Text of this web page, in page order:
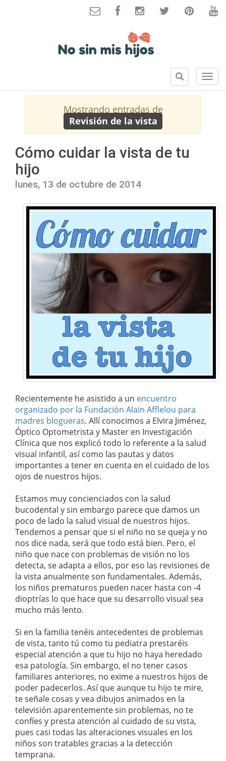
S
e
B
u
s
r
Mostrando entradas de
Revisión de la vista
Cómo cuidar la vista de tu
hijo
lunes, 13 de octubre de 2014
Recientemente he asistido a un encuentro
organizado por la Fundación Alain Afflelou para
madres blogueras. Allí conocimos a Elvira Jiménez,
Óptico Optometrista y Master en Investigación
Clínica que nos explicó todo lo referente a la salud
visual infantil, así como las pautas y datos
importantes a tener en cuenta en el cuidado de los
ojos de nuestros hijos.
Estamos muy concienciados con la salud
bucodental y sin embargo parece que damos un
poco de lado la salud visual de nuestros hijos.
Tendemos a pensar que si el niño no se queja y no
nos dice nada, será que todo está bien. Pero, el
niño que nace con problemas de visión no los
detecta, se adapta a ellos, por eso las revisiones de
la vista anualmente son fundamentales. Además,
los niños prematuros pueden nacer hasta con -4
dioptrías lo que hace que su desarrollo visual sea
mucho más lento.
Si en la familia tenéis antecedentes de problemas
de vista, tanto tú como tu pediatra prestaréis
especial atención a que tu hijo no haya heredado
esa patología. Sin embargo, el no tener casos
familiares anteriores, no exime a nuestros hijos de
poder padecerlos. Así que aunque tu hijo te mire,
te señale cosas y vea dibujos animados en la
televisión aparentemente sin problemas, no te
confíes y presta atención al cuidado de su vista,
pues casi todas las alteraciones visuales en los
niños son tratables gracias a la detección
temprana.